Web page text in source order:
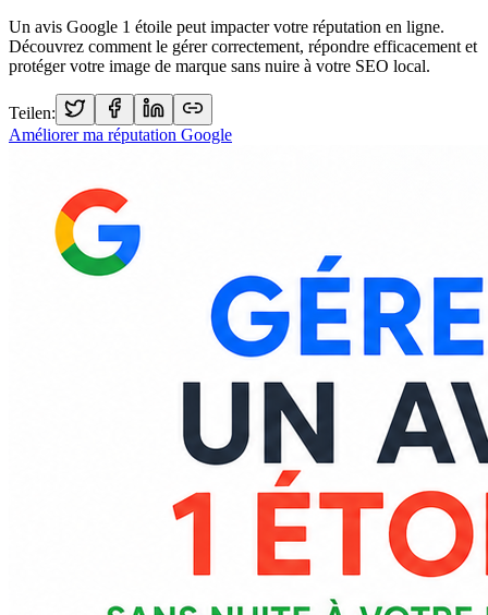
Un avis Google 1 étoile peut impacter votre réputation en ligne.
Découvrez comment le gérer correctement, répondre efficacement et
protéger votre image de marque sans nuire à votre SEO local.
Teilen:
Améliorer ma réputation Google